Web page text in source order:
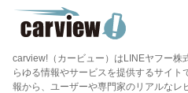
carview!（カービュー）はLINEヤフー株
らゆる情報やサービスを提供するサイ
報から、ユーザーや専門家のリアルなレ